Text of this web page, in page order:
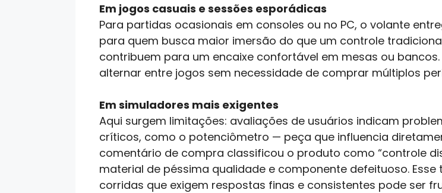
Em jogos casuais e sessões esporádicas
Para partidas ocasionais em consoles ou no PC, o volante
para quem busca maior imersão do que um controle
contribuem para um encaixe confortável em mesas ou
alternar entre jogos sem necessidade de comprar múltiplos
Em simuladores mais exigentes
Aqui surgem limitações: avaliações de usuários indicam
críticos, como o potenciômetro — peça que influencia
comentário de compra classificou o produto como “controle
material de péssima qualidade e componente defeituoso.
corridas que exigem respostas finas e consistentes pode ser